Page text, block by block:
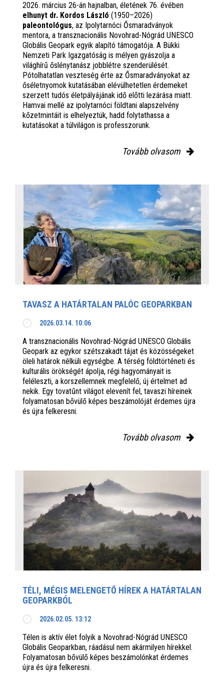
2026. március 26-án hajnalban, életének 76. évében
elhunyt dr. Kordos László (1950–2026)
paleontológus, az Ipolytarnóci Ősmaradványok
mentora, a transznacionális Novohrad-Nógrád UNESCO
Globális Geopark egyik alapító támogatója. A Bükki
Nemzeti Park Igazgatóság is mélyen gyászolja a
világhírű őslénytanász jobblétre szenderülését.
Pótolhatatlan veszteség érte az Ősmaradványokat az
őséletnyomok kutatásában elévülhetetlen érdemeket
szerzett tudós életpályájának idő előtti lezárása miatt.
Hamvai mellé az ipolytarnóci földtani alapszelvény
kőzetmintáit is elhelyeztük, hadd folytathassa a
kutatásokat a túlvilágon is professzorunk.
Tovább olvasom
TAVASZ A HATÁRTALAN PALÓC GEOPARKBAN
2026.03.14. 10:06
A transznacionális Novohrad-Nógrád UNESCO Globális
Geopark az egykor szétszakadt tájat és közösségeket
öleli határok nélküli egységbe. A térség földtörténeti és
kulturális örökségét ápolja, régi hagyományait is
feléleszti, a korszellemnek megfelelő, új értelmet ad
nekik. Egy tovatűnt világot elevenít fel, tavaszi híreinek
folyamatosan bővülő képes beszámolóját érdemes újra
és újra felkeresni.
Tovább olvasom
TÉLI, MÉGIS MELENGETŐ HÍREK A HATÁRTALAN
GEOPARKBÓL
2026.02.05. 13:12
Télen is aktív élet folyik a Novohrad-Nógrád UNESCO
Globális Geoparkban, ráadásul nem akármilyen hírekkel.
Folyamatosan bővülő képes beszámolónkat érdemes
újra és újra felkeresni.